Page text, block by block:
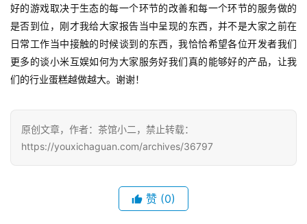
好的游戏取决于生态的每一个环节的改善和每一个环节的服务做的
是否到位，刚才我给大家报告当中呈现的东西，并不是大家之前在
日常工作当中接触的时候谈到的东西，我恰恰希望各位开发者我们
更多的谈小米互娱如何为大家服务好我们真的能够好的产品，让我
们的行业蛋糕越做越大。谢谢！
原创文章，作者：茶馆小二，禁止转载：
https://youxichaguan.com/archives/36797
赞 (0)